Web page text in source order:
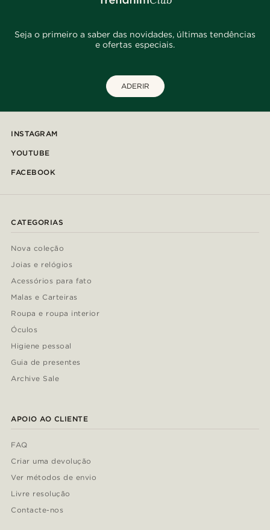
Seja o primeiro a saber das novidades, últimas tendências
e ofertas especiais.
ADERIR
INSTAGRAM
YOUTUBE
FACEBOOK
CATEGORIAS
Nova coleção
Joias e relógios
Acessórios para fato
Malas e Carteiras
Roupa e roupa interior
Óculos
Higiene pessoal
Guia de presentes
Archive Sale
APOIO AO CLIENTE
FAQ
Criar uma devolução
Ver métodos de envio
Livre resolução
Contacte-nos